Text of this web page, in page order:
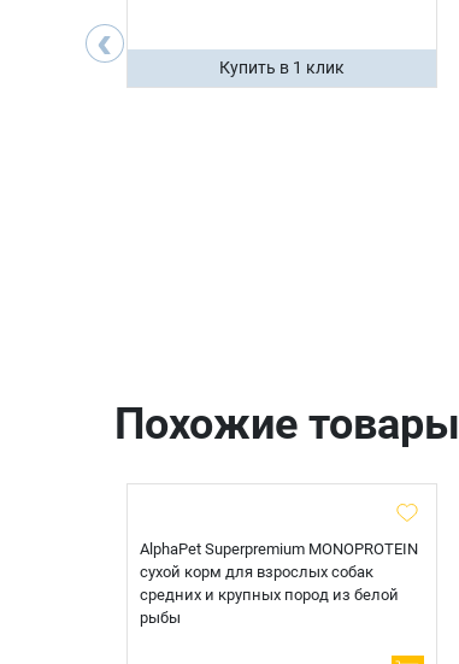
‹ Купить в 1 клик
Похожие товары
AlphaPet Superpremium MONOPROTEIN
сухой корм для взрослых собак
средних и крупных пород из белой
рыбы